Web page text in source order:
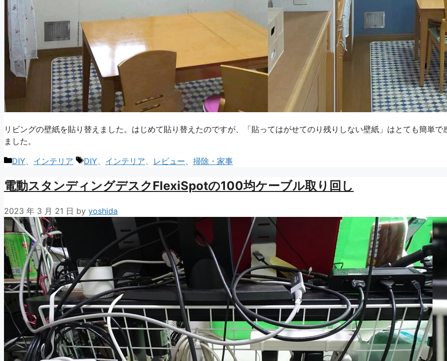
リビングの壁紙を貼り替えました。はじめて貼り替えたのですが、「貼ってはがせてのり残りしない壁紙」はとても簡単で
ました。
カ
ゴ
ー
DIY インテリア
タ
DIY インテリア レビュー 掃除・家事
電動スタンディングデスクFlexiSpotの100均ケーブル取り回し
2023 年 3 月 21 日 by yoshida